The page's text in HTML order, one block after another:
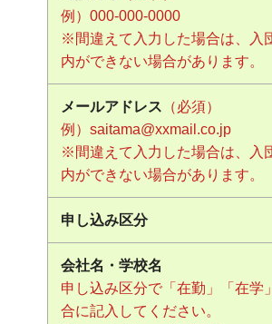
例）000-000-0000
※間違えて入力した場合は、入
内ができない場合があります。
メールアドレス （必須）
例）saitama@xxmail.co.jp
※間違えて入力した場合は、入
内ができない場合があります。
申し込み区分
会社名・学校名
申し込み区分で「在勤」「在学
合に記入してください。